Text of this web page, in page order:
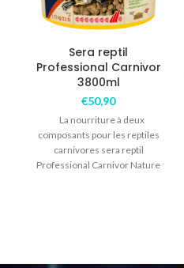
Sera reptil
Professional Carnivor
3800ml
€50,90
La nourriture à deux
composants pour les reptiles
carnivores sera reptil
Professional Carnivor Nature